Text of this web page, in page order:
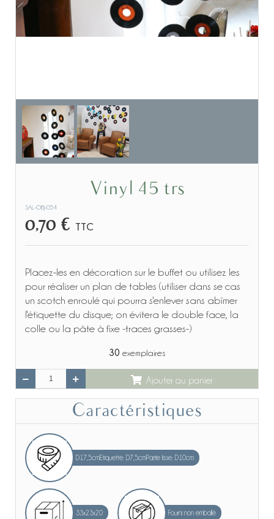
Vinyl 45 trs
SAL-OBJ-054
0,70 € TTC
Placez-les en décoration sur le buffet ou utilisez les
pour réaliser un plan de tables (utiliser dans se cas
un scotch enroulé qui pourra s'enlever sans abîmer
l'étiquette du disque; on évitera le double face, la
colle ou la pâte à fixe -traces grasses-)
30 exemplaires
Ajouter au panier
Caractéristiques
D17,5cmEtiquette: D7,5cmPartie lisse: D10cm
33x23x20 Fourni non emballé